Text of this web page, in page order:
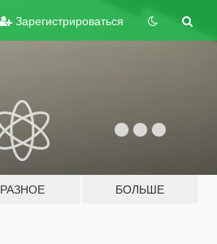
Зарегистрироваться
РАЗНОЕ БОЛЬШЕ